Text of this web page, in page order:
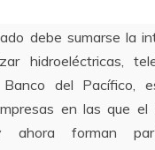
debe sumarse la
hidroeléctricas,
Banco del Pacífico,
en las que el
ahora forman